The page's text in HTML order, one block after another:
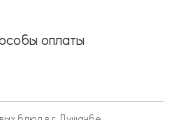
оплаты